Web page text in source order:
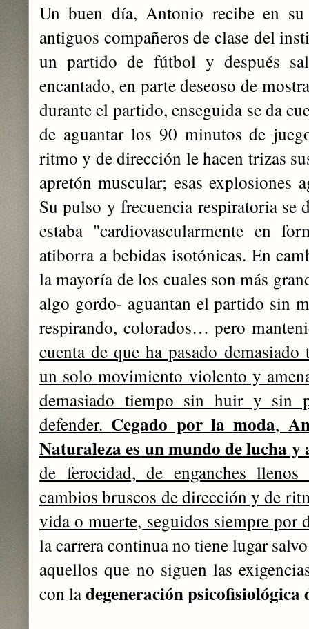
Un buen día, Antonio recibe en
antiguos compañeros de clase del
un partido de fútbol y después
encantado, en parte deseoso de
durante el partido, enseguida se da
de aguantar los 90 minutos de
ritmo y de dirección le hacen trizas
apretón muscular; esas explosiones
Su pulso y frecuencia respiratoria se
estaba "cardiovascularmente en
atiborra a bebidas isotónicas. En
la mayoría de los cuales son más
algo gordo- aguantan el partido sin
respirando, colorados… pero
cuenta de que ha pasado
un solo movimiento violento y
demasiado tiempo sin huir y sin
defender. Cegado por la moda,
Naturaleza es un mundo de lucha y
de ferocidad, de enganches
cambios bruscos de dirección y de
vida o muerte, seguidos siempre por
la carrera continua no tiene lugar
aquellos que no siguen las
con ladegeneración psicofisiológica